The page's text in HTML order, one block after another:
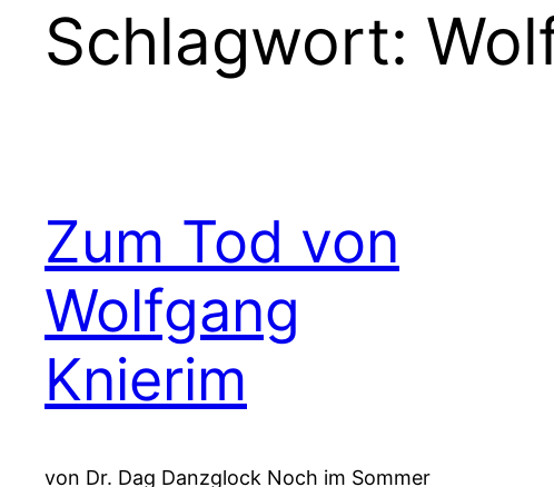
Schlagwort:
Zum Tod von
Wolfgang
Knierim
von Dr. Dag Danzglock Noch im Sommer